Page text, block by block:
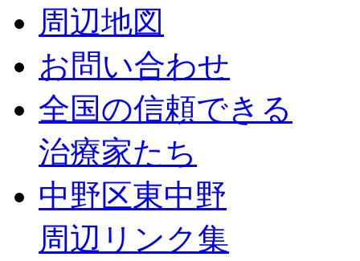
周辺地図
お問い合わせ
全国の信頼できる
治療家たち
中野区東中野
周辺リンク集